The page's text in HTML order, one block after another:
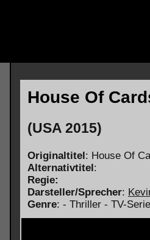
House Of
(USA 2015)
Originaltitel : House Of
Alternativtitel :
Regie:
Darsteller/Sprecher:
Genre: - Thriller - TV-Serie